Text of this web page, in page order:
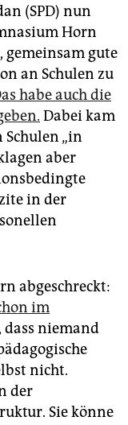
(SPD) nun
Horn
gemeinsam gute
an Schulen zu
habe auch die
Dabei kam
„in
aber
in der
abgeschreckt:
im
niemand
nicht.
der
Sie könne